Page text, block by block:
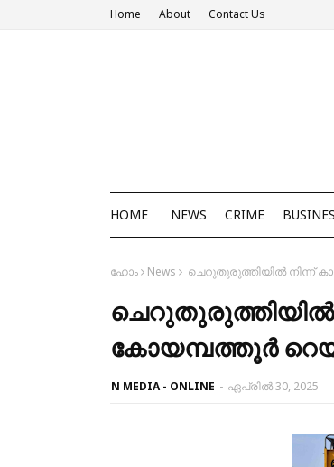
Home About Contact Us
HOME NEWS CRIME
ഹോം News ചെറുതുരുത്തിയിൽ നിന്ന്
ചെറുതുരുത്തിയിൽ
കോയമ്പത്തൂർ
N MEDIA - ONLINE - ഏപ്രിൽ 30, 2025